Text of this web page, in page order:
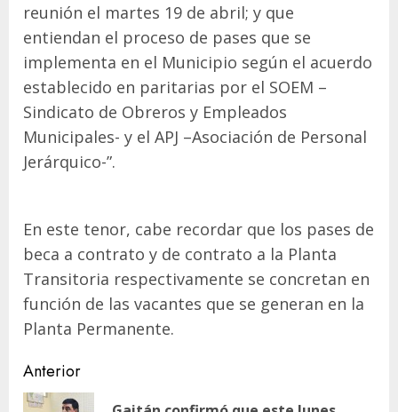
reunión el martes 19 de abril; y que
entiendan el proceso de pases que se
implementa en el Municipio según el acuerdo
establecido en paritarias por el SOEM –
Sindicato de Obreros y Empleados
Municipales- y el APJ –Asociación de Personal
Jerárquico-”.
En este tenor, cabe recordar que los pases de
beca a contrato y de contrato a la Planta
Transitoria respectivamente se concretan en
función de las vacantes que se generan en la
Planta Permanente.
Navegación
de
Anterior